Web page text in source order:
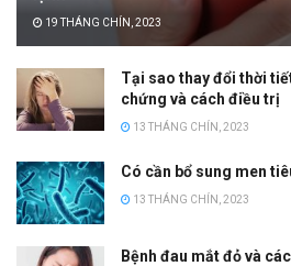
19 THÁNG CHÍN, 2023
Tại sao thay đổi thời
chứng và cách điều trị
13 THÁNG CHÍN, 2023
Có cần bổ sung men
13 THÁNG CHÍN, 2023
Bệnh đau mắt đỏ và